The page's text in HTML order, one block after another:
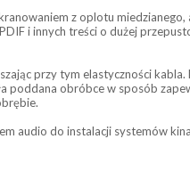
z oplotu miedzianego,
i innych treści o dużej
przy tym elastyczności
poddana obróbce w sposób
audio do instalacji systemów